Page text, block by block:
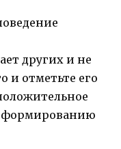
других и не
и отметьте его
формированию